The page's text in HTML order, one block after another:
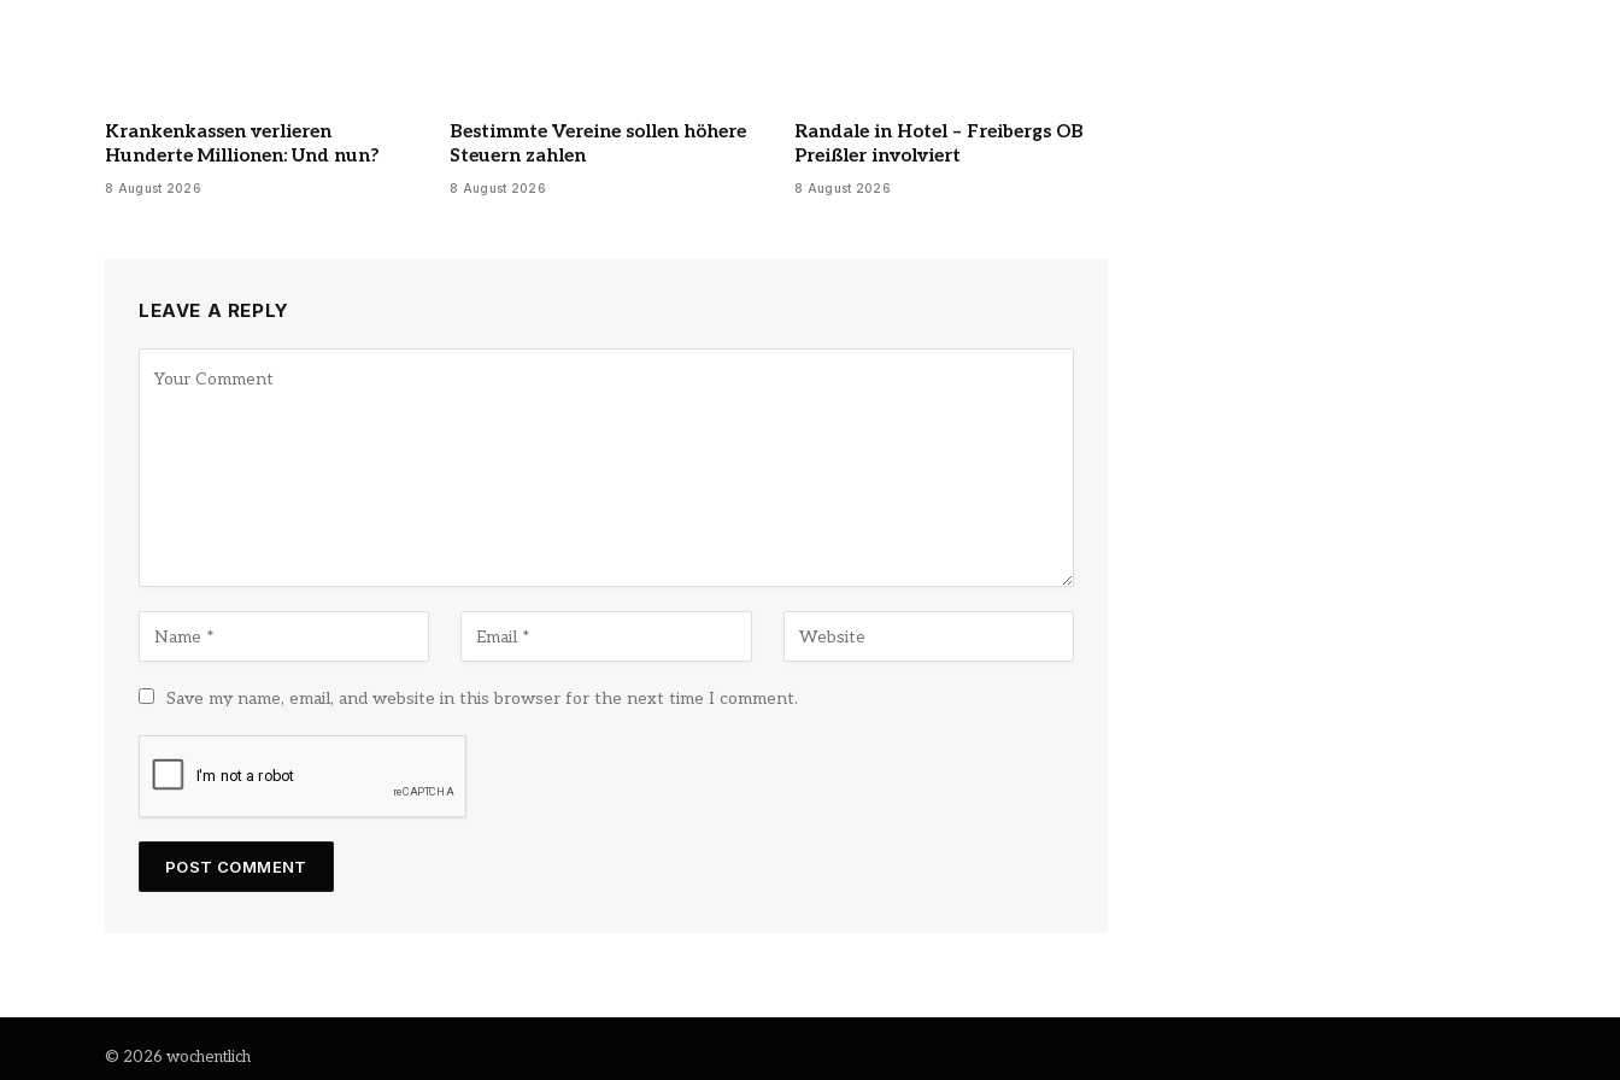
Krankenkassen verlieren
Hunderte Millionen: Und nun?
8 August 2026
Bestimmte Vereine sollen höhere
Steuern zahlen
8 August 2026
Randale in Hotel – Freibergs OB
Preißler involviert
8 August 2026
LEAVE A REPLY
Save my name, email, and website in this browser for the next time I comment.
© 2026 wochentlich